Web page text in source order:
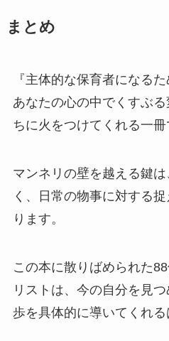
まとめ
『主体的な保育者になる
あなたの心の中でくすぶ
ちに火をつけてくれる一冊
マンネリの壁を越える鍵
く、日常の物事に対する
ります。
この本に散りばめられた
リストは、今の自分を見
歩を具体的に導いてくれる